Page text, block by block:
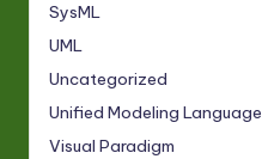
SysML
UML
Uncategorized
Unified Modeling Language
Visual Paradigm